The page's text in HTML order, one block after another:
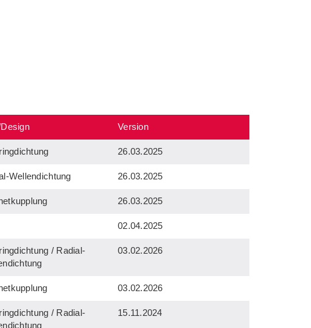
Version
26.03.2025
Wellendichtung 26.03.2025
26.03.2025
02.04.2025
/ Radial-
03.02.2026
03.02.2026
/ Radial-
15.11.2024